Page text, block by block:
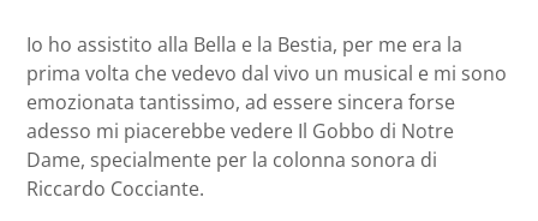
Io ho assistito alla Bella e la Bestia, per me era la
prima volta che vedevo dal vivo un musical e mi sono
emozionata tantissimo, ad essere sincera forse
adesso mi piacerebbe vedere Il Gobbo di Notre
Dame, specialmente per la colonna sonora di
Riccardo Cocciante.